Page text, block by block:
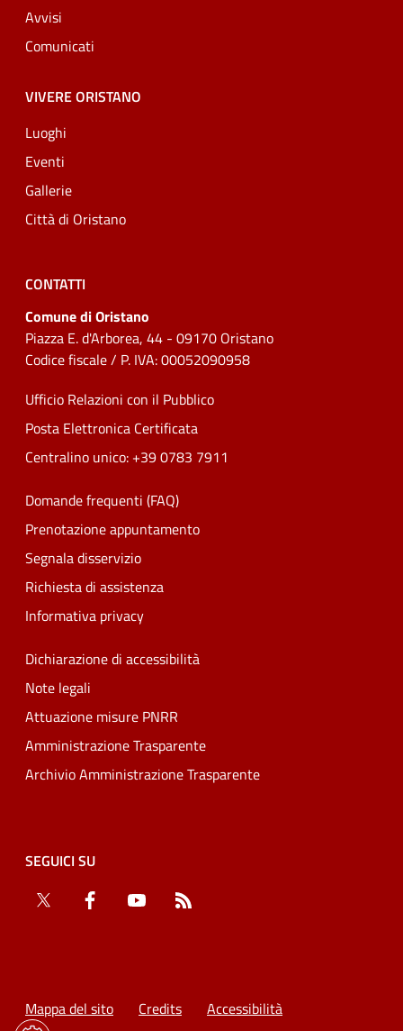
Avvisi
Comunicati
VIVERE ORISTANO
Luoghi
Eventi
Gallerie
Città di Oristano
CONTATTI
Comune di Oristano
Piazza E. d'Arborea, 44 - 09170 Oristano
Codice fiscale / P. IVA: 00052090958
Ufficio Relazioni con il Pubblico
Posta Elettronica Certificata
Centralino unico: +39 0783 7911
Domande frequenti (FAQ)
Prenotazione appuntamento
Segnala disservizio
Richiesta di assistenza
Informativa privacy
Dichiarazione di accessibilità
Note legali
Attuazione misure PNRR
Amministrazione Trasparente
Archivio Amministrazione Trasparente
SEGUICI SU
Twitter
Facebook YouTube
Mappa del sito Credits Accessibilità